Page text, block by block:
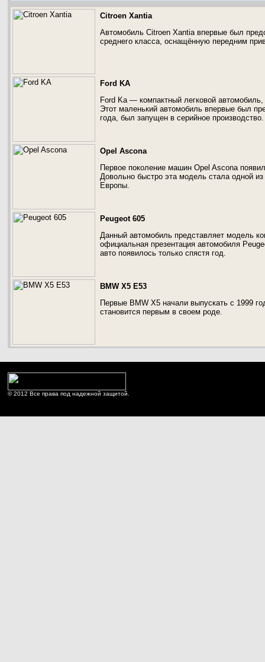
Citroen Xantia
Автомобиль Citroen Xantia впервые был
среднего класса, оснащённую передним
Ford KA
Ford Ka — компактный легковой
Этот маленький автомобиль впервые был
года, был запущен в серийное производство.
Opel Ascona
Первое поколение машин Opel Ascona
Довольно быстро эта модель стала одной
Европы.
Peugeot 605
Данный автомобиль представляет модель
официальная презентация автомобиля
авто появилось только спястя год.
BMW X5 E53
Первые BMW X5 начали выпускать с 1999
становится первым в своем роде.
© 2012 Все права под надежной защитой.